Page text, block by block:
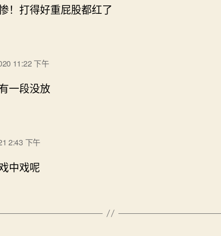
！打得好重屁股都红了
11:22 下午
一段没放
2:43 下午
中戏呢